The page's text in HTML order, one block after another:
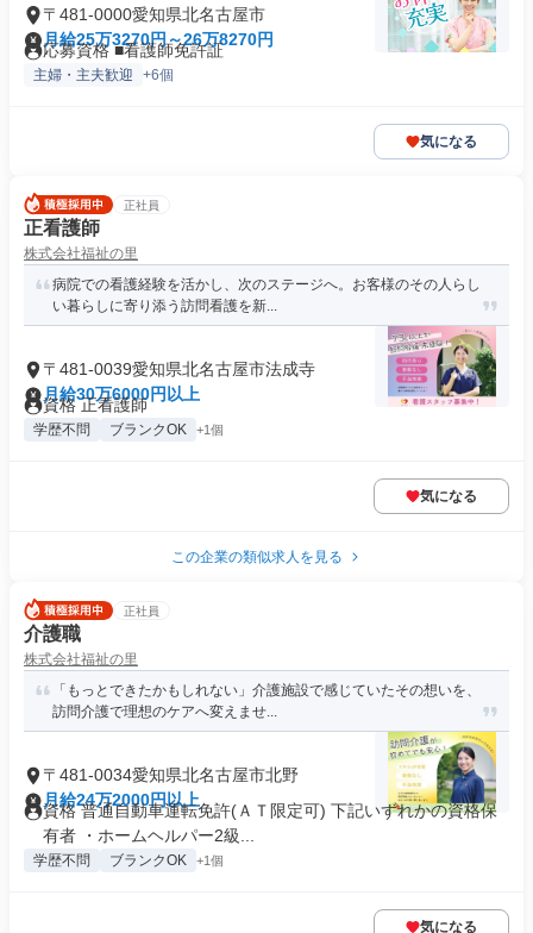
〒481-0000愛知県北名古屋市
月給25万3270円～26万8270円
応募資格 ■看護師免許証
主婦・主夫歓迎 +6個
気になる
正社員
正看護師
株式会社福祉の里
病院での看護経験を活かし、次のステージへ。お客様のその人らし
い暮らしに寄り添う訪問看護を新...
〒481-0039愛知県北名古屋市法成寺
月給30万6000円以上
資格 正看護師
学歴不問 ブランクOK +1個
気になる
この企業の類似求人を見る
正社員
介護職
株式会社福祉の里
「もっとできたかもしれない」介護施設で感じていたその想いを、
訪問介護で理想のケアへ変えませ...
〒481-0034愛知県北名古屋市北野
月給24万2000円以上
資格 普通自動車運転免許(ＡＴ限定可) 下記いずれかの資格保
有者 ・ホームヘルパー2級...
学歴不問 ブランクOK +1個
気になる